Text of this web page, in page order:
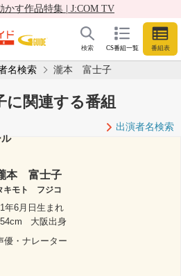
かす作品特集 | J:COM TV
CS番組一覧 番組表
検索
名検索 瀧本 富士子
関連する番組
出演者名検索
本 富士子
キモト フジコ
年6月日生まれ
大阪出身
優・ナレーター